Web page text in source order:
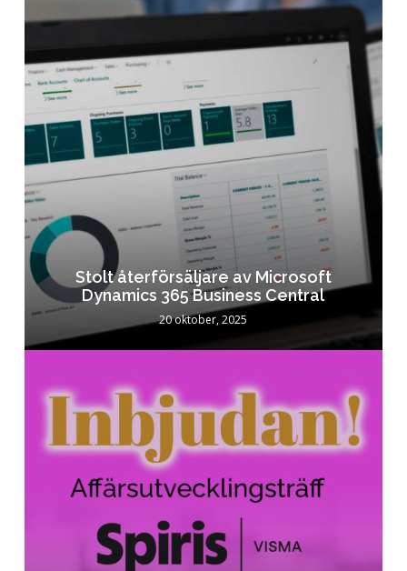
Stolt återförsäljare av Microsoft
Dynamics 365 Business Central
20 oktober, 2025